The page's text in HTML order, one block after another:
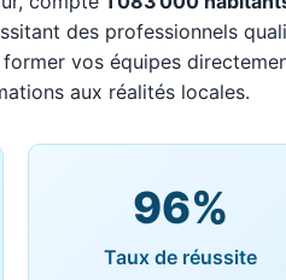
des professionnels
vos équipes
aux réalités locales.
96%
Taux de réussite